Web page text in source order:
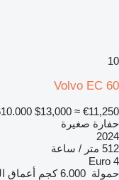
10
Volvo EC 60
$13,000 ≈ €11,250
حفارة صغيرة
2024
512 متر / ساعة
Euro 4
حمولة 6.000 كجم أعماق